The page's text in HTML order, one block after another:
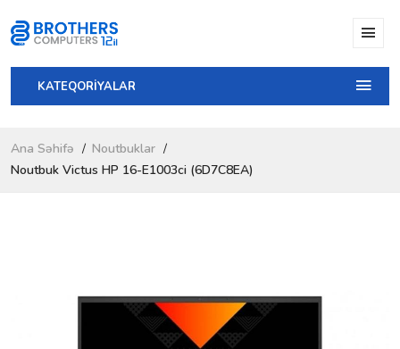
KATEQORİYALAR
Ana Səhifə
Noutbuklar
Noutbuk Victus HP 16-E1003ci (6D7C8EA)